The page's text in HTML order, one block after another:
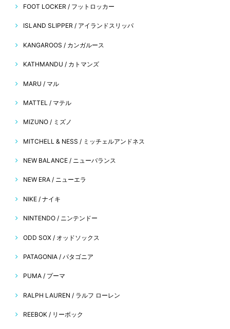
FOOT LOCKER / フットロッカー
ISLAND SLIPPER / アイランドスリッパ
KANGAROOS / カンガルース
KATHMANDU / カトマンズ
MARU / マル
MATTEL / マテル
MIZUNO / ミズノ
MITCHELL & NESS / ミッチェルアンドネス
NEW BALANCE / ニューバランス
NEW ERA / ニューエラ
NIKE / ナイキ
NINTENDO / ニンテンドー
ODD SOX / オッドソックス
PATAGONIA / パタゴニア
PUMA / プーマ
RALPH LAUREN / ラルフ ローレン
REEBOK / リーボック